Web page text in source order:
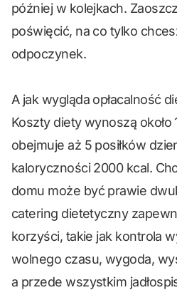
później w kolejkach.
poświęcić, na co tylko
odpoczynek.
A jak wygląda opłacalność
Koszty diety wynoszą około
obejmuje aż 5 posiłków
kaloryczności 2000 kcal.
domu może być prawie
catering dietetyczny
korzyści, takie jak kontrola
wolnego czasu, wygoda,
a przede wszystkim